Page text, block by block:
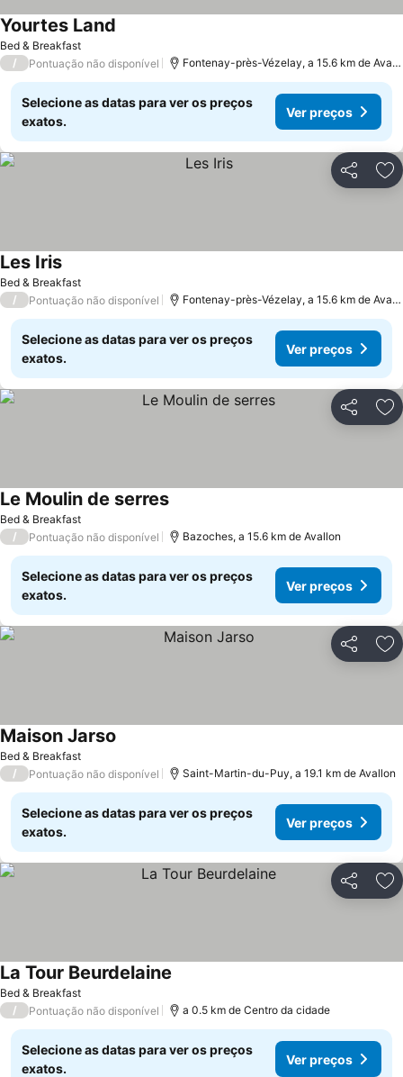
Bed & Breakfast
Yourtes Land
/ Pontuação não disponível Fontenay-près-Vézelay, a 15.6 km de Avallon
Selecione as datas para ver os preços
exatos.
Ver preços
Partilhar
Bed & Breakfast
Les Iris
/ Pontuação não disponível Fontenay-près-Vézelay, a 15.6 km de Avallon
Selecione as datas para ver os preços
exatos.
Ver preços
Partilhar
Bed & Breakfast
Le Moulin de serres
/ Pontuação não disponível Bazoches, a 15.6 km de Avallon
Selecione as datas para ver os preços
exatos.
Ver preços
Partilhar
Bed & Breakfast
Maison Jarso
/ Pontuação não disponível Saint-Martin-du-Puy, a 19.1 km de Avallon
Selecione as datas para ver os preços
exatos.
Ver preços
Partilhar
Bed & Breakfast
La Tour Beurdelaine
/ Pontuação não disponível a 0.5 km de Centro da cidade
Selecione as datas para ver os preços
exatos.
Ver preços